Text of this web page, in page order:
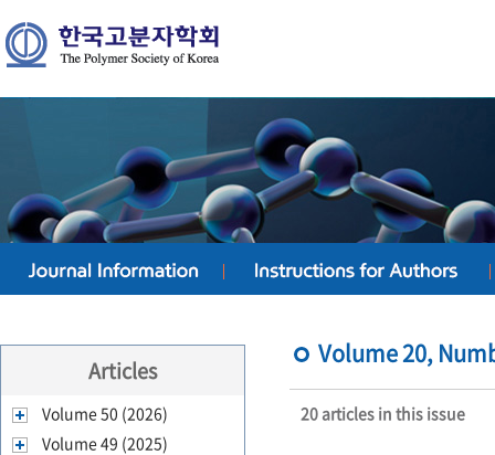
Articles
Volume 50 (2026)
Volume 49 (2025)
Volume 20,
20 articles in this issue